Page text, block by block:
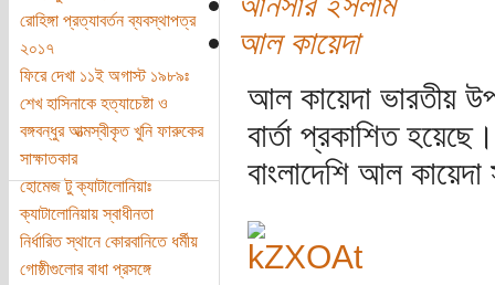
রোহিঙ্গা প্রত্যাবর্তন ব্যবস্থাপত্র
২০১৭
ফিরে দেখা ১১ই অগাস্ট ১৯৮৯ঃ
শেখ হাসিনাকে হত্যাচেষ্টা ও
বঙ্গবন্ধুর আত্মস্বীকৃত খুনি ফারুকের
সাক্ষাতকার
হোমেজ টু ক্যাটালোনিয়াঃ
ক্যাটালোনিয়ায় স্বাধীনতা
নির্ধারিত স্থানে কোরবানিতে ধর্মীয়
গোষ্ঠীগুলোর বাধা প্রসঙ্গে
আল কায়েদা
আল কায়েদা ভারতীয়
বার্তা প্রকাশিত
বাংলাদেশি আল